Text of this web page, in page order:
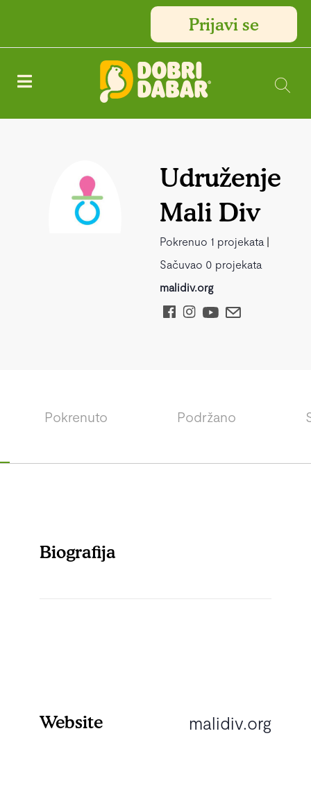
Prijavi se
Udruženje
Mali Div
Pokrenuo 1 projekata |
Sačuvao 0 projekata
malidiv.org
Pokrenuto Podržano
Biografija
Website malidiv.org